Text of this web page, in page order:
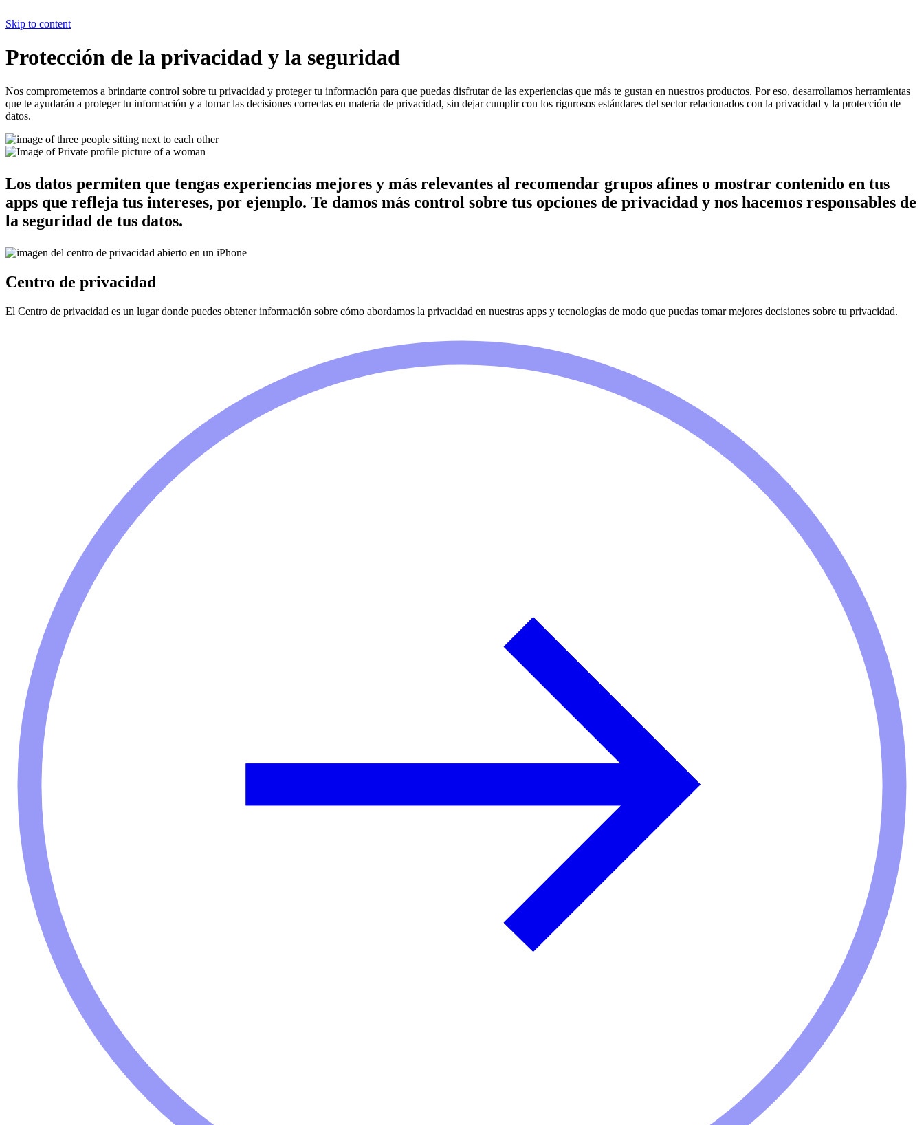
Skip to content
Protección de la privacidad y la seguridad
Nos comprometemos a brindarte control sobre tu privacidad y proteger tu información para que puedas disfrutar de las experiencias que más te gustan en nuestros productos. Por eso, desarrollamos herramientas
que te ayudarán a proteger tu información y a tomar las decisiones correctas en materia de privacidad, sin dejar cumplir con los rigurosos estándares del sector relacionados con la privacidad y la protección de
datos.
Los datos permiten que tengas experiencias mejores y más relevantes al recomendar grupos afines o mostrar contenido en tus
apps que refleja tus intereses, por ejemplo. Te damos más control sobre tus opciones de privacidad y nos hacemos responsables de
la seguridad de tus datos.
Centro de privacidad
El Centro de privacidad es un lugar donde puedes obtener información sobre cómo abordamos la privacidad en nuestras apps y tecnologías de modo que puedas tomar mejores decisiones sobre tu privacidad.